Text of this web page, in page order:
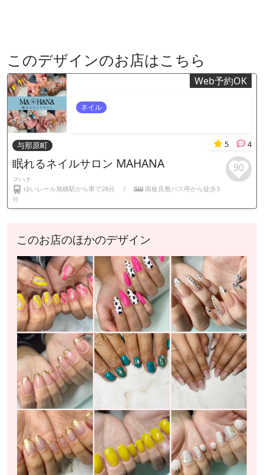
このデザインのお店はこちら
Web予約OK
ネイル
与那原町 5 4
眠れるネイルサロン MAHANA
マハナ
ゆいレール旭橋駅から車で28分
/
南板良敷バス停から徒歩3
分
90
このお店のほかのデザイン